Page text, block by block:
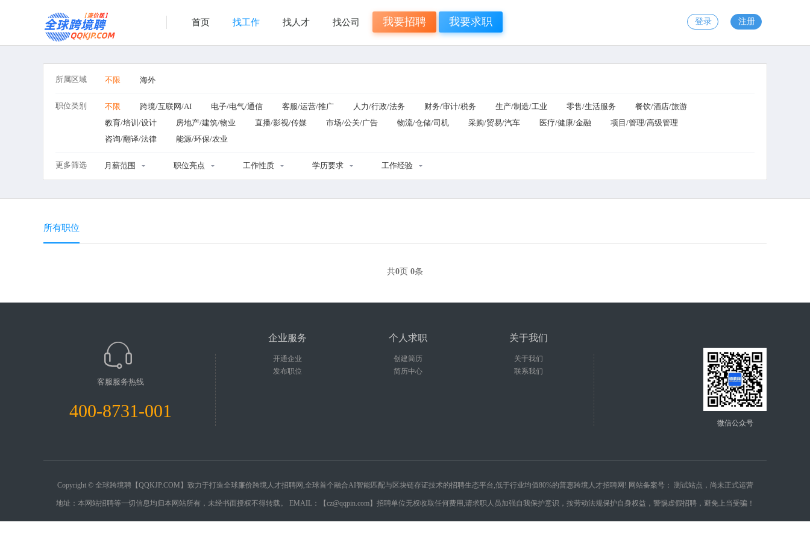
首页 找工作 找人才 找公司 我要招聘 我要求职 登录 注册
所属区域 不限 海外
职位类别 不限 跨境/互联网/AI 电子/电气/通信 客服/运营/推广 人力/行政/法务 财务/审计/税务 生产/制造/工业 零售/生活服务
餐饮/酒店/旅游
教育/培训/设计
房地产/建筑/物业 直播/影视/传媒 市场/公关/广告 物流/仓储/司机 采购/贸易/汽车 医疗/健康/金融
项目/管理/高级管理
咨询/翻译/法律
能源/环保/农业
更多筛选 月薪范围 职位亮点 工作性质 学历要求 工作经验
所有职位
共0页 0条
客服服务热线
400-8731-001
企业服务
开通企业
发布职位
个人求职
创建简历
简历中心
关于我们
关于我们
联系我们
微信公众号
Copyright © 全球跨境聘【QQKJP.COM】致力于打造全球廉价跨境人才招聘网,全球首个融合AI智能匹配与区块链存证技术的招聘生态平台,低于行业均值80%的普惠跨境人才招聘网! 网站备案号： 测试站点，尚未正式运营
地址：本网站招聘等一切信息均归本网站所有，未经书面授权不得转载。 EMAIL：【cz@qqpin.com】招聘单位无权收取任何费用,请求职人员加强自我保护意识，按劳动法规保护自身权益，警惕虚假招聘，避免上当受骗！